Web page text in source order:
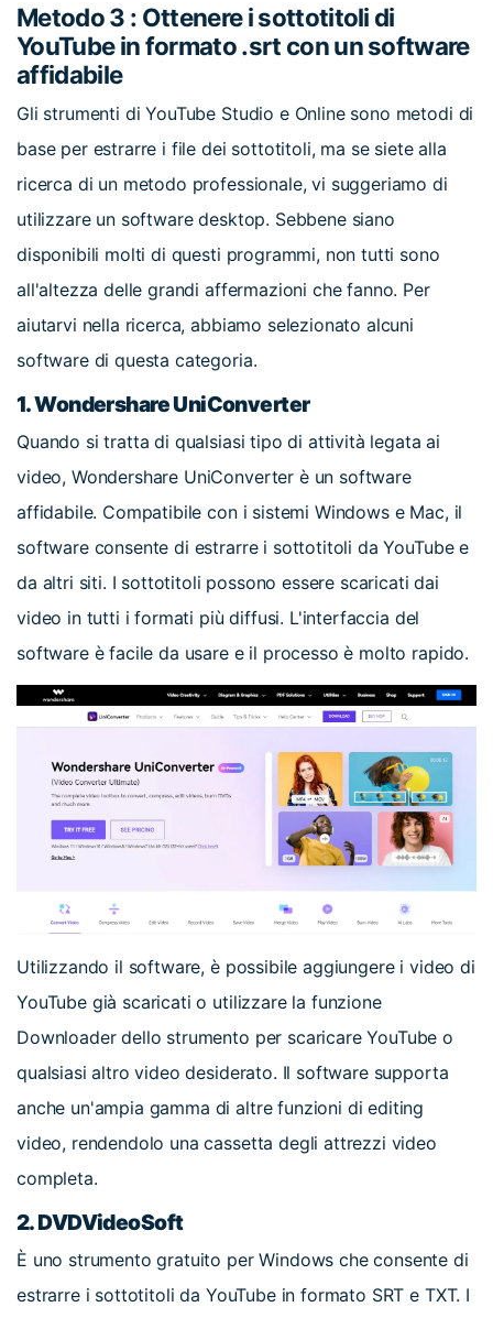
Metodo 3 : Ottenere i sottotitoli di
YouTube in formato .srt con un software
affidabile
Gli strumenti di YouTube Studio e Online sono metodi di
base per estrarre i file dei sottotitoli, ma se siete alla
ricerca di un metodo professionale, vi suggeriamo di
utilizzare un software desktop. Sebbene siano
disponibili molti di questi programmi, non tutti sono
all'altezza delle grandi affermazioni che fanno. Per
aiutarvi nella ricerca, abbiamo selezionato alcuni
software di questa categoria.
1. Wondershare UniConverter
Quando si tratta di qualsiasi tipo di attività legata ai
video, Wondershare UniConverter è un software
affidabile. Compatibile con i sistemi Windows e Mac, il
software consente di estrarre i sottotitoli da YouTube e
da altri siti. I sottotitoli possono essere scaricati dai
video in tutti i formati più diffusi. L'interfaccia del
software è facile da usare e il processo è molto rapido.
Utilizzando il software, è possibile aggiungere i video di
YouTube già scaricati o utilizzare la funzione
Downloader dello strumento per scaricare YouTube o
qualsiasi altro video desiderato. Il software supporta
anche un'ampia gamma di altre funzioni di editing
video, rendendolo una cassetta degli attrezzi video
completa.
2. DVDVideoSoft
È uno strumento gratuito per Windows che consente di
estrarre i sottotitoli da YouTube in formato SRT e TXT. I